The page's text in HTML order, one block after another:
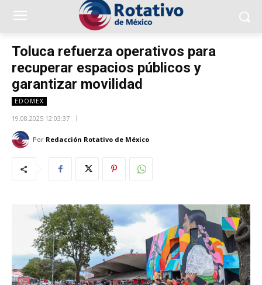
Toluca refuerza operativos para
recuperar espacios públicos y
garantizar movilidad
EDOMEX
19.08.2025 12:03:37
Por Redacción Rotativo de México